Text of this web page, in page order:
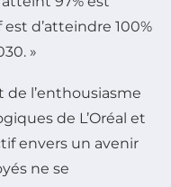
d’atteindre 100%
»
l’enthousiasme
de L’Oréal et
envers un avenir
ne se